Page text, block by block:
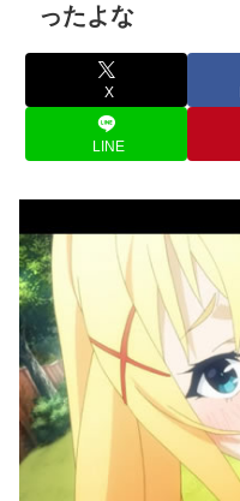
ったよな
X
LINE